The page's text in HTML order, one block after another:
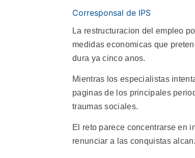
Corresponsal de IPS
La restructuracion del empleo
medidas economicas que
dura ya cinco anos.
Mientras los especialistas
paginas de los principales
traumas sociales.
El reto parece concentrarse en
renunciar a las conquistas